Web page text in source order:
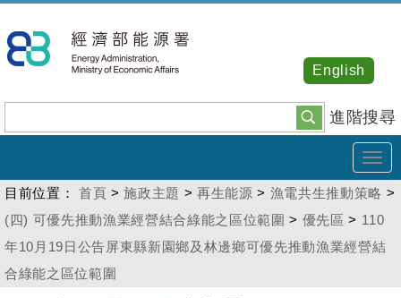
到
主
內
容
進階搜尋
English
目前位置： 首頁 >施政主題 >再生能源 > 漁電共生推動策略 >
(四) 可優先推動漁業經營結合綠能之區位範圍 > 優先區 > 110
年10月19日公告屏東縣新園鄉及林邊鄉可優先推動漁業經營結
合綠能之區位範圍